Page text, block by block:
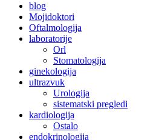
Popusti i kuponi
Popusti Beograd
blog
Mojidoktori
Oftalmologija
laboratorije
Orl
Stomatologija
ginekologija
ultrazvuk
Urologija
sistematski pregledi
kardiologija
Ostalo
endokrinologija